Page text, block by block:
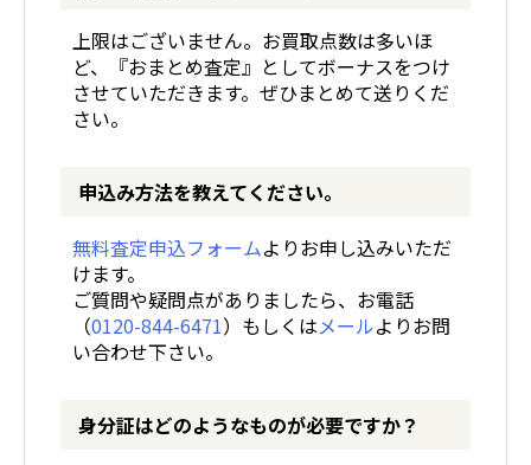
上限はございません。お買取点数は多いほ
ど、『おまとめ査定』としてボーナスをつけ
させていただきます。ぜひまとめて送りくだ
さい。
申込み方法を教えてください。
無料査定申込フォームよりお申し込みいただ
けます。
ご質問や疑問点がありましたら、お電話
（0120-844-6471）もしくはメールよりお問
い合わせ下さい。
身分証はどのようなものが必要ですか？